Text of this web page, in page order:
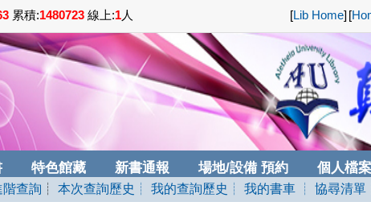
累積:1480723 線上:1人 [Lib Home] [
特色館藏 新書通報 場地/設備 預約 個人檔案
階查詢 ┊本次查詢歷史 ┊ 我的查詢歷史 ┊ 我的書車 ┊ 協尋清單